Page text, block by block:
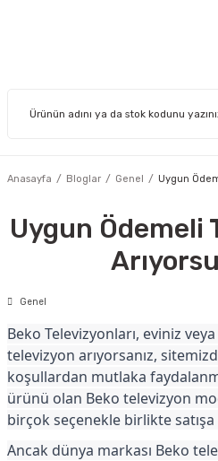
Anasayfa Bloglar Genel Uygun
Uygun Ödemeli
Genel
Beko Televizyonları, eviniz
televizyon arıyorsanız,
koşullardan mutlaka
ürünü olan Beko televizyon
birçok seçenekle birlikte
Ancak dünya markası Beko